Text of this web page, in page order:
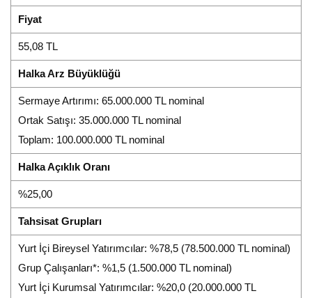
Fiyat
55,08 TL
Halka Arz Büyüklüğü
Sermaye Artırımı: 65.000.000 TL nominal
Ortak Satışı: 35.000.000 TL nominal
Toplam: 100.000.000 TL nominal
Halka Açıklık Oranı
%25,00
Tahsisat Grupları
Yurt İçi Bireysel Yatırımcılar: %78,5 (78.500.000 TL nominal)
Grup Çalışanları*: %1,5 (1.500.000 TL nominal)
Yurt İçi Kurumsal Yatırımcılar: %20,0 (20.000.000 TL